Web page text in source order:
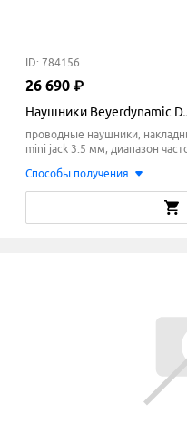
ID: 784156
26 690 ₽
Наушники Beyerdynamic
проводные наушники,
mini jack 3.5 мм, диапазон
Способы получения